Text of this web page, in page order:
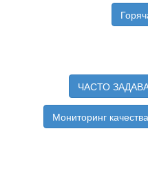
ЧАСТО
Мониторинг